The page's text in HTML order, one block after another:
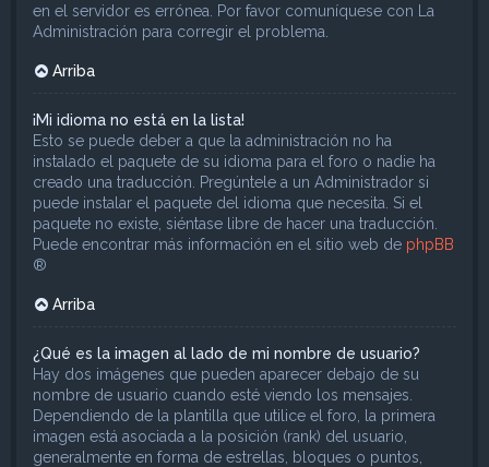
en el servidor es errónea. Por favor comuníquese con La
Administración para corregir el problema.
Arriba
¡Mi idioma no está en la lista!
Esto se puede deber a que la administración no ha
instalado el paquete de su idioma para el foro o nadie ha
creado una traducción. Pregúntele a un Administrador si
puede instalar el paquete del idioma que necesita. Si el
paquete no existe, siéntase libre de hacer una traducción.
Puede encontrar más información en el sitio web de phpBB
®
Arriba
¿Qué es la imagen al lado de mi nombre de usuario?
Hay dos imágenes que pueden aparecer debajo de su
nombre de usuario cuando esté viendo los mensajes.
Dependiendo de la plantilla que utilice el foro, la primera
imagen está asociada a la posición (rank) del usuario,
generalmente en forma de estrellas, bloques o puntos,